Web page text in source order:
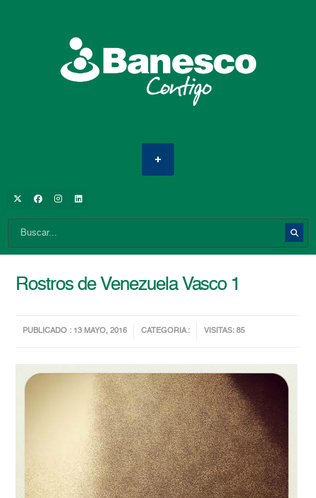
Rostros de Venezuela Vasco 1
PUBLICADO : 13 MAYO, 2016 CATEGORIA : VISITAS: 85